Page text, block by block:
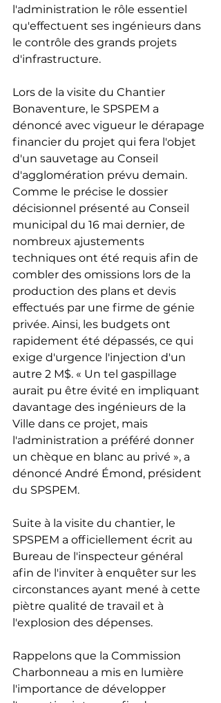
l'administration le rôle essentiel
qu'effectuent ses ingénieurs dans
le contrôle des grands projets
d'infrastructure.
Lors de la visite du Chantier
Bonaventure, le SPSPEM a
dénoncé avec vigueur le dérapage
financier du projet qui fera l'objet
d'un sauvetage au Conseil
d'agglomération prévu demain.
Comme le précise le dossier
décisionnel présenté au Conseil
municipal du 16 mai dernier, de
nombreux ajustements
techniques ont été requis afin de
combler des omissions lors de la
production des plans et devis
effectués par une firme de génie
privée. Ainsi, les budgets ont
rapidement été dépassés, ce qui
exige d'urgence l'injection d'un
autre 2 M$. « Un tel gaspillage
aurait pu être évité en impliquant
davantage des ingénieurs de la
Ville dans ce projet, mais
l'administration a préféré donner
un chèque en blanc au privé », a
dénoncé André Émond, président
du SPSPEM.
Suite à la visite du chantier, le
SPSPEM a officiellement écrit au
Bureau de l'inspecteur général
afin de l'inviter à enquêter sur les
circonstances ayant mené à cette
piètre qualité de travail et à
l'explosion des dépenses.
Rappelons que la Commission
Charbonneau a mis en lumière
l'importance de développer